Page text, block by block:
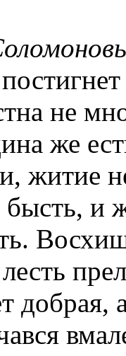
не
же
житие
и
добрая,